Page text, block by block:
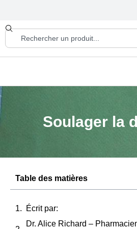
Soulager la
Table des matières
Écrit par:
Dr. Alice Richard –